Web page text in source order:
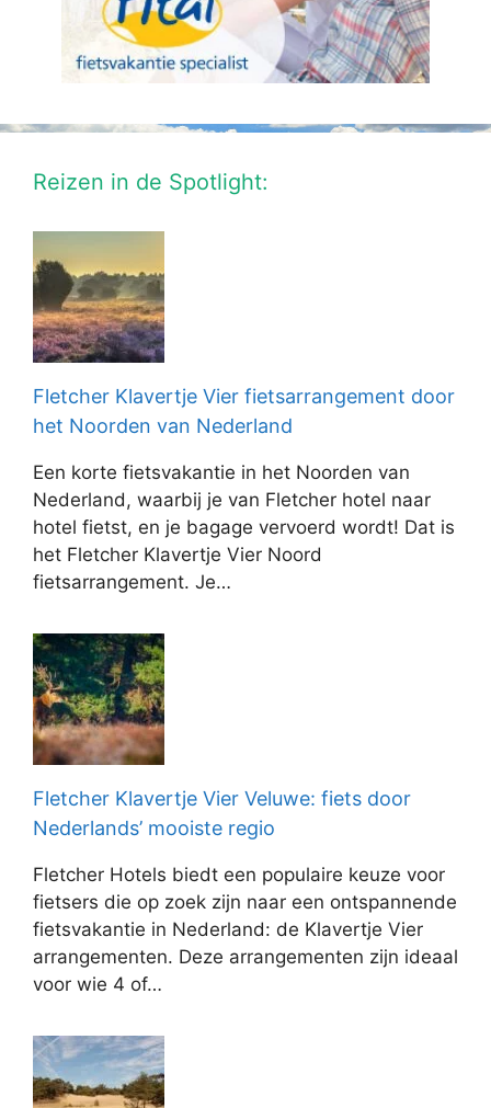
Reizen in de Spotlight:
Fletcher Klavertje Vier fietsarrangement door
het Noorden van Nederland
Een korte fietsvakantie in het Noorden van
Nederland, waarbij je van Fletcher hotel naar
hotel fietst, en je bagage vervoerd wordt! Dat is
het Fletcher Klavertje Vier Noord
fietsarrangement. Je…
Fletcher Klavertje Vier Veluwe: fiets door
Nederlands’ mooiste regio
Fletcher Hotels biedt een populaire keuze voor
fietsers die op zoek zijn naar een ontspannende
fietsvakantie in Nederland: de Klavertje Vier
arrangementen. Deze arrangementen zijn ideaal
voor wie 4 of…